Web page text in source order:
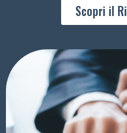
Scopri il